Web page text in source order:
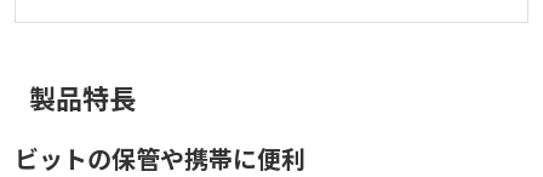
製品特長
ビットの保管や携帯に便利